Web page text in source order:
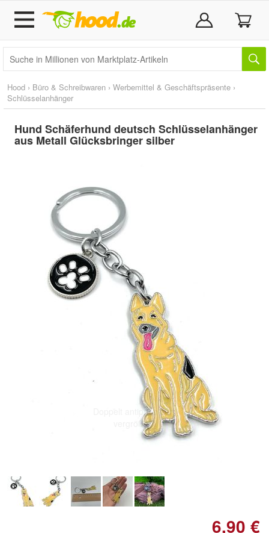
Hood › Büro & Schreibwaren › Werbemittel & Geschäftspräsente ›
Schlüsselanhänger
Hund Schäferhund deutsch Schlüsselanhänger
aus Metall Glücksbringer silber
Doppelt antippen zum
vergrößern
6,90 €